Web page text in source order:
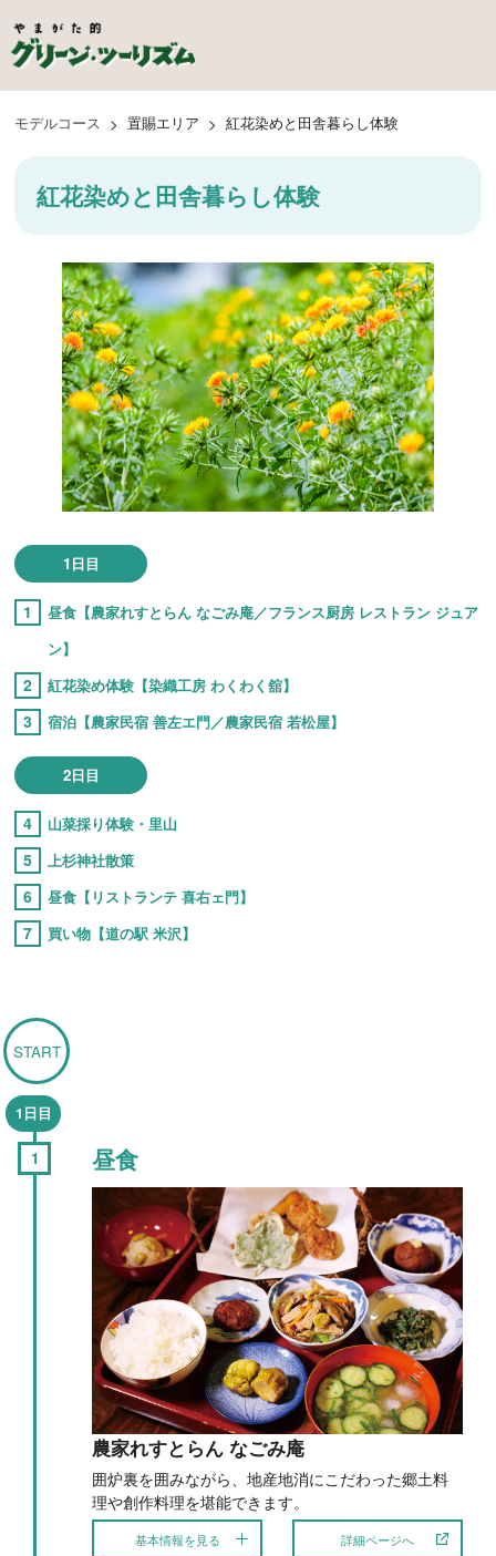
モデルコース > 置賜エリア > 紅花染めと田舎暮らし体験
紅花染めと田舎暮らし体験
1日目
昼食【農家れすとらん なごみ庵／フランス厨房 レストラン ジュア
ン】
紅花染め体験【染織工房 わくわく舘】
宿泊【農家民宿 善左エ門／農家民宿 若松屋】
2日目
山菜採り体験・里山
上杉神社散策
昼食【リストランテ 喜右ェ門】
買い物【道の駅 米沢】
START
1日目
昼食
農家れすとらん なごみ庵
囲炉裏を囲みながら、地産地消にこだわった郷土料
理や創作料理を堪能できます。
基本情報を見る 詳細ページへ